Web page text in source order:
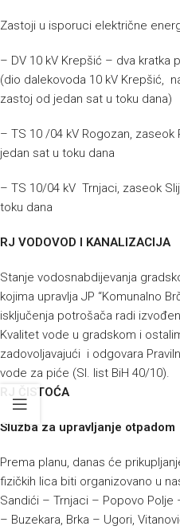
Zastoji u isporuci električne
– DV 10 kV Krepšić – dva kratka
(dio dalekovoda 10 kV Krepšić,
zastoj od jedan sat u toku dana)
– TS 10 /04 kV Rogozan,
jedan sat u toku dana
– TS 10/04 kV Trnjaci, zaseok
toku dana
RJ VODOVOD I KANALIZACIJA
Stanje vodosnabdijevanja
kojima upravlja JP “Komunalno
isključenja potrošača radi
Kvalitet vode u gradskom i
zadovoljavajući i odgovara
vode za piće (Sl. list BiH 40/10).
RJ ČISTOĆA
Služba za upravljanje otpadom
Prema planu, danas će
fizičkih lica biti organizovano u
Sandići – Trnjaci – Popovo
– Buzekara, Brka – Ugori,